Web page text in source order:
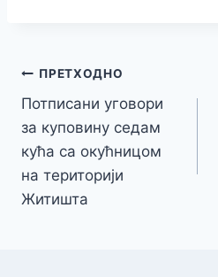
Кретање
чланка
ПРЕТХОДНО
Потписани уговори
за куповину седам
кућа са окућницом
на територији
Житишта